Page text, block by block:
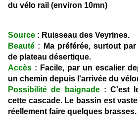
du vélo rail (environ 10mn)
Source : Ruisseau des Veyrines.
Beauté :
Ma préférée, surtout
de plateau désertique.
Accès : Facile, par un escalier
un chemin depuis l'arrivée du
Possibilité de baignade: C'est
cette cascade. Le bassin est
réellement faire quelques brasses.